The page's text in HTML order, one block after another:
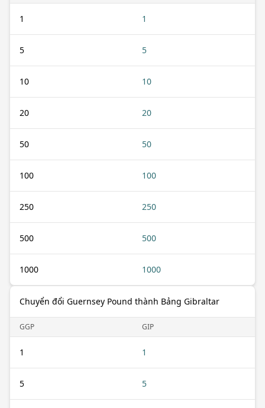
1 1
5 5
10 10
20 20
50 50
100 100
250 250
500 500
1000 1000
Chuyển đổi Guernsey Pound thành Bảng Gibraltar
GGP GIP
1 1
5 5